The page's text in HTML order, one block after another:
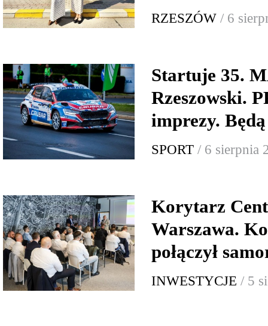
RZESZÓW / 6
Startuje 35.
Rzeszowski.
imprezy.
SPORT / 6 sierpnia
Korytarz
Warszawa.
połączył
INWESTYCJE / 5